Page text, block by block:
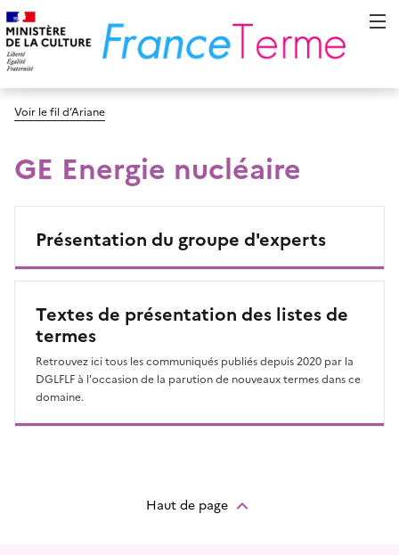
Voir le fil d’Ariane
GE Energie nucléaire
Présentation du groupe d'experts
Textes de présentation des listes de
termes
Retrouvez ici tous les communiqués publiés depuis 2020 par la
DGLFLF à l'occasion de la parution de nouveaux termes dans ce
domaine.
Haut de page